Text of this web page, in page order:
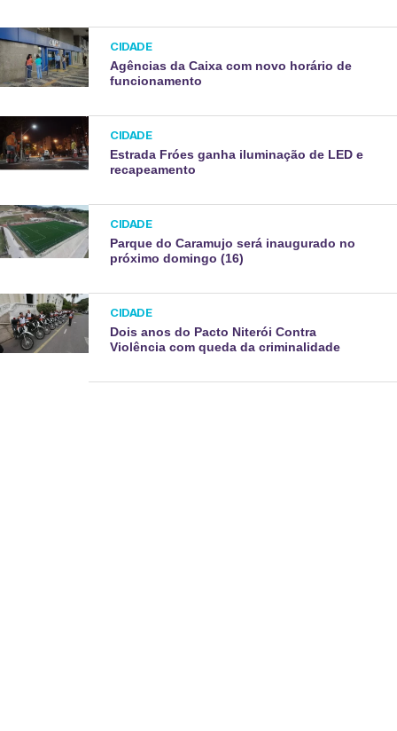
CIDADE
Agências da Caixa com novo horário de
funcionamento
CIDADE
Estrada Fróes ganha iluminação de LED e
recapeamento
CIDADE
Parque do Caramujo será inaugurado no
próximo domingo (16)
CIDADE
Dois anos do Pacto Niterói Contra
Violência com queda da criminalidade